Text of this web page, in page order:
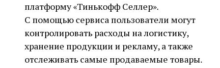
платформу «Тинькофф Селлер».
С помощью сервиса пользователи могут
контролировать расходы на логистику,
хранение продукции и рекламу, а также
отслеживать самые продаваемые товары.